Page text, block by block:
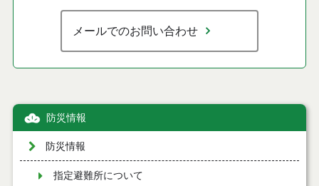
メールでのお問い合わせ
防災情報
防災情報
指定避難所について